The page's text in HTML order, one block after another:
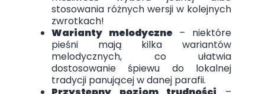
stosowania różnych wersji w kolejnych
zwrotkach!
Warianty melodyczne – niektóre
pieśni mają kilka wariantów
melodycznych, co ułatwia
dostosowanie śpiewu do lokalnej
tradycji panującej w danej parafii.